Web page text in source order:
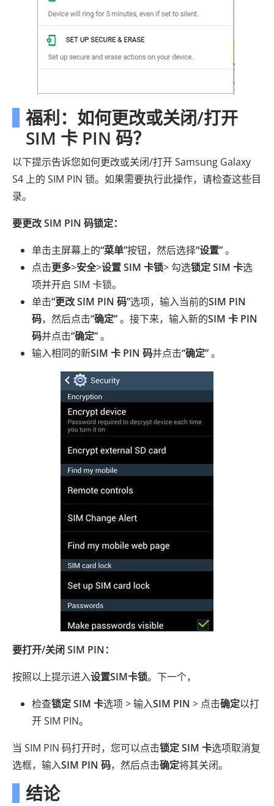
福利：如何更改或关闭/打开
SIM 卡 PIN 码？
以下提示告诉您如何更改或关闭/打开 Samsung Galaxy
S4 上的 SIM PIN 锁。如果需要执行此操作，请检查这些目
录。
要更改 SIM PIN 码锁定：
单击主屏幕上的“菜单”按钮，然后选择“设置”。
点击更多>安全>设置 SIM 卡锁> 勾选锁定 SIM 卡选
项并开启 SIM 卡锁。
单击“更改 SIM PIN 码”选项，输入当前的SIM PIN
码，然后点击“确定”。接下来，输入新的SIM 卡 PIN
码并点击“确定”。
输入相同的新SIM 卡 PIN 码并点击“确定”。
要打开/关闭 SIM PIN：
按照以上提示进入设置SIM卡锁。下一个，
检查锁定 SIM 卡选项 > 输入SIM PIN > 点击确定以打
开 SIM PIN。
当 SIM PIN 码打开时，您可以点击锁定 SIM 卡选项取消复
选框，输入SIM PIN 码，然后点击确定将其关闭。
结论